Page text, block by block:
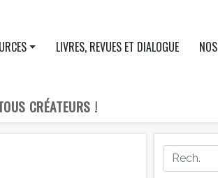
CRÉATEURS !
LIVRES, REVUES ET DIALOGUE